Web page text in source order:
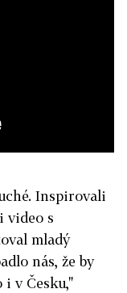
Inspirovali
video s
mladý
nás, že by
i v Česku,"